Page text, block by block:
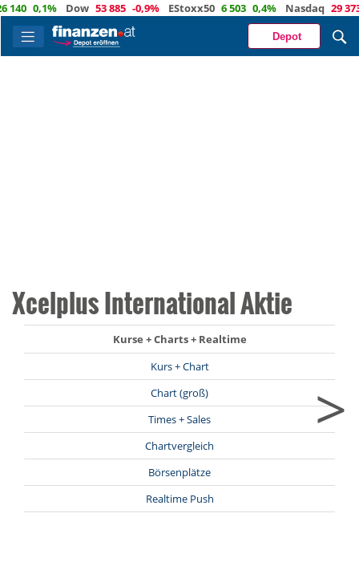
0,1% Dow 53 885 -0,9% EStoxx50 6 503 0,4% Nasdaq 29 373 -
Depot
Xcelplus International Aktie
Kurse + Charts + Realtime
Kurs + Chart
Chart (groß)
Times + Sales
Chartvergleich
Börsenplätze
Realtime Push
>